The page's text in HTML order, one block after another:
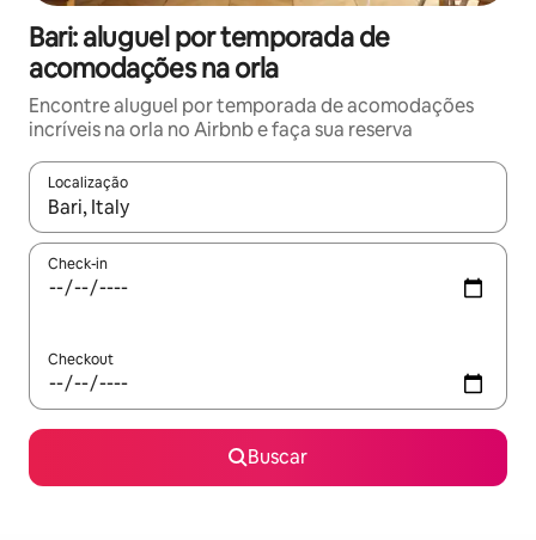
Bari: aluguel por temporada de
acomodações na orla
Encontre aluguel por temporada de acomodações
incríveis na orla no Airbnb e faça sua reserva
Localização
Quando os resultados estiverem disponíveis, explore-os
Check-in
Checkout
Buscar